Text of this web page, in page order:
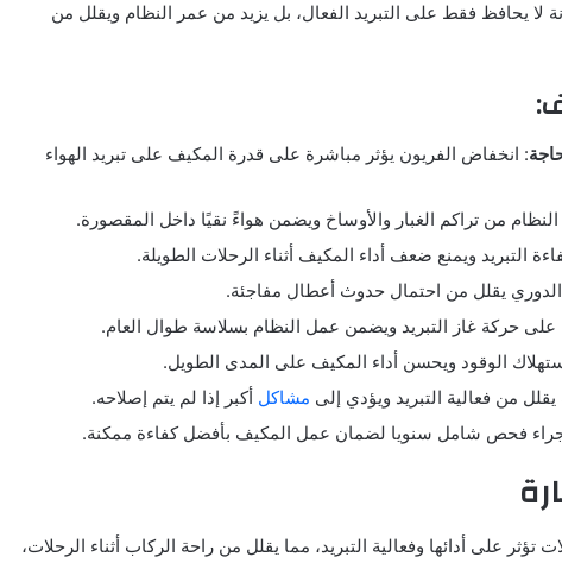
لا يحافظ فقط على التبريد الفعال، بل يزيد من عمر النظام ويقلل من
: انخفاض الفريون يؤثر مباشرة على قدرة المكيف على تبريد الهواء
من تراكم الغبار والأوساخ ويضمن هواءً نقيًا داخل المقصورة.
التبريد ويمنع ضعف أداء المكيف أثناء الرحلات الطويلة.
يقلل من احتمال حدوث أعطال مفاجئة.
حركة غاز التبريد ويضمن عمل النظام بسلاسة طوال العام.
الوقود ويحسن أداء المكيف على المدى الطويل.
من فعالية التبريد ويؤدي إلى مشاكل أكبر إذا لم يتم إصلاحه.
فحص شامل سنويا لضمان عمل المكيف بأفضل كفاءة ممكنة.
على أدائها وفعالية التبريد، مما يقلل من راحة الركاب أثناء الرحلات،